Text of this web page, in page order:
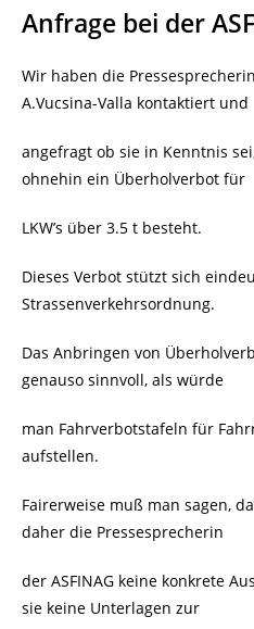
Anfrage bei der
Wir haben die
A.Vucsina-Valla kontaktiert und
angefragt ob sie in Kenntnis
ohnehin ein Überholverbot für
LKW’s über 3.5 t besteht.
Dieses Verbot stützt sich
Strassenverkehrsordnung.
Das Anbringen von
genauso sinnvoll, als würde
man Fahrverbotstafeln für
aufstellen.
Fairerweise muß man sagen,
daher die Pressesprecherin
der ASFINAG keine konkrete
sie keine Unterlagen zur